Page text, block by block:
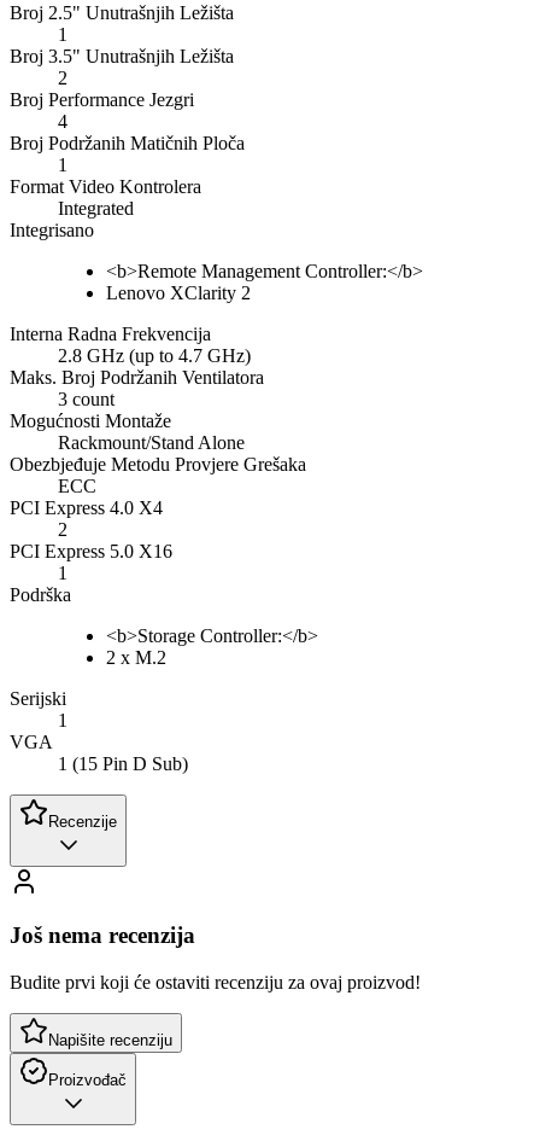
Broj 2.5" Unutrašnjih Ležišta
1
Broj 3.5" Unutrašnjih Ležišta
2
Broj Performance Jezgri
4
Broj Podržanih Matičnih Ploča
1
Format Video Kontrolera
Integrated
Integrisano
<b>Remote Management Controller:</b>
Lenovo XClarity 2
Interna Radna Frekvencija
2.8 GHz (up to 4.7 GHz)
Maks. Broj Podržanih Ventilatora
3 count
Mogućnosti Montaže
Rackmount/Stand Alone
Obezbjeđuje Metodu Provjere Grešaka
ECC
PCI Express 4.0 X4
2
PCI Express 5.0 X16
1
Podrška
<b>Storage Controller:</b>
2 x M.2
Serijski
1
VGA
1 (15 Pin D Sub)
Recenzije
Još nema recenzija
Budite prvi koji će ostaviti recenziju za ovaj proizvod!
Napišite recenziju
Proizvođač